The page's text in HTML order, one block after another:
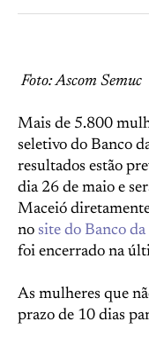
Foto: Ascom Semuc
Mais de 5.800
seletivo do Banco
resultados estão
dia 26 de maio e
Maceió
no site do Banco
foi encerrado na
As mulheres que
prazo de 10 dias